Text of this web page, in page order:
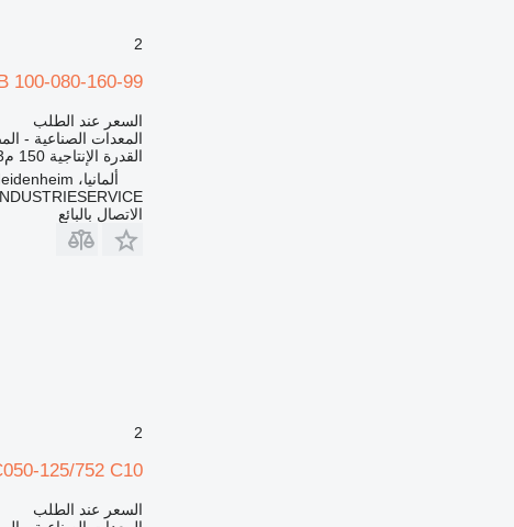
2
100-080-160-99
السعر عند الطلب
المعدات الصناعية -
القدرة الإنتاجية 150 م3 / ساعة
ألمانيا، Heidenheim
الاتصال بالبائع
2
125/752 C10
السعر عند الطلب